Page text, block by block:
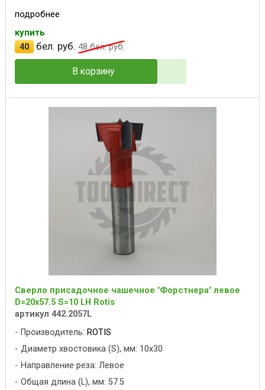
подробнее
купить
40
бел. руб. 48бел. руб.
В корзину
Сверло присадочное чашечное "Форстнера" левое
D=20x57.5 S=10 LH Rotis
артикул 442.2057L
Производитель: ROTIS
Диаметр хвостовика (S), мм: 10x30
Направление реза: Левое
Общая длина (L), мм: 57.5